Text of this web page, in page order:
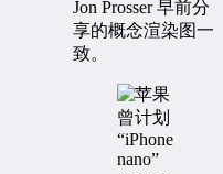
Jon Prosser 早前分
享的概念渲染图一
致。